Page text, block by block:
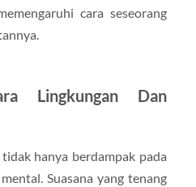
cara seseorang
Lingkungan Dan
hanya berdampak pada
Suasana yang tenang